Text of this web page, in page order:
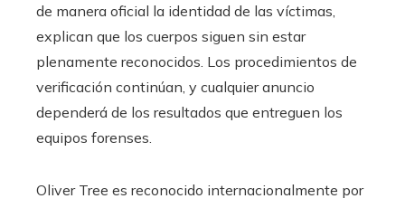
de manera oficial la identidad de las víctimas,
explican que los cuerpos siguen sin estar
plenamente reconocidos. Los procedimientos de
verificación continúan, y cualquier anuncio
dependerá de los resultados que entreguen los
equipos forenses.
Oliver Tree es reconocido internacionalmente por